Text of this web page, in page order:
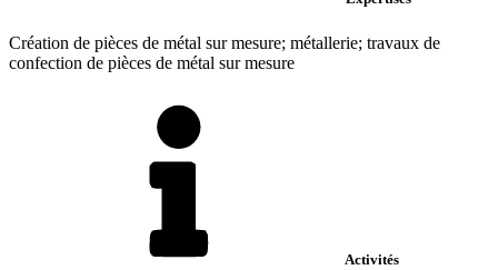
Création de pièces de métal sur mesure; métallerie; travaux de
confection de pièces de métal sur mesure
Activités